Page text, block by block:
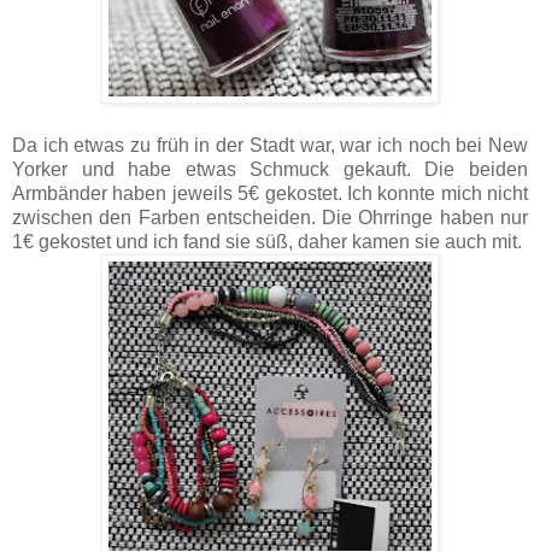
Da ich etwas zu früh in der Stadt war, war ich noch bei New
Yorker und habe etwas Schmuck gekauft. Die beiden
Armbänder haben jeweils 5€ gekostet. Ich konnte mich nicht
zwischen den Farben entscheiden. Die Ohrringe haben nur
1€ gekostet und ich fand sie süß, daher kamen sie auch mit.